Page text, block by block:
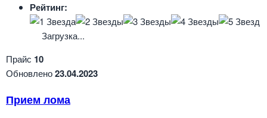
Рейтинг:
Загрузка...
Прайс 10
Обновлено23.04.2023
Прием лома